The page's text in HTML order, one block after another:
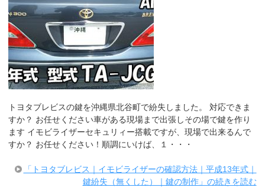
トヨタブレビスの鍵を沖縄県北谷町で紛失しました。 対応できま
すか？ お任せください車がある現場まで出張しその場で鍵を作り
ます イモビライザーセキュリィー搭載ですが、現場で出来るんで
すか？ お任せください！順調にいけば、１・・・
「トヨタブレビス｜イモビライザーの確認方法｜平成13年式｜
鍵紛失（無くした）｜鍵の制作」の続きを読む